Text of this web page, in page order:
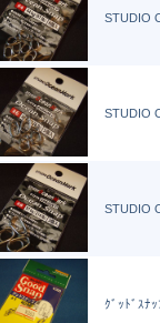
STUDIO
STUDIO
STUDIO
ｸﾞｯﾄﾞｽﾅ